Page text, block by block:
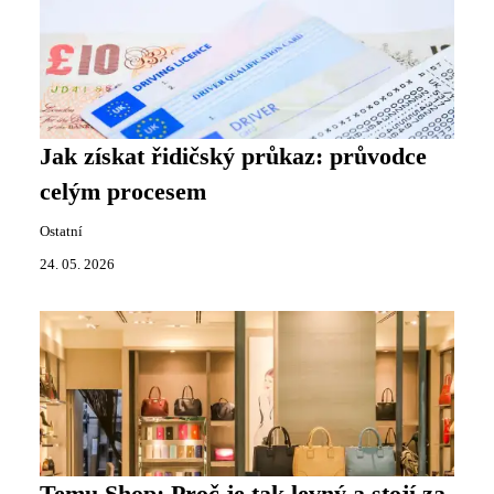
Jak získat řidičský průkaz: průvodce
celým procesem
Ostatní
24. 05. 2026